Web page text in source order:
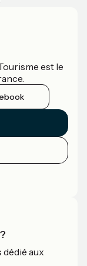
est le
dédié aux